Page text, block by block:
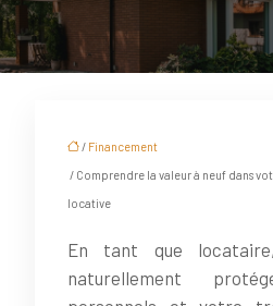
/ Financement
/ Comprendre la valeur à neuf dans
locative
En tant que
naturellement